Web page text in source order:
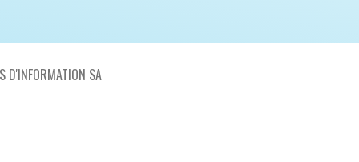
D'INFORMATION SA